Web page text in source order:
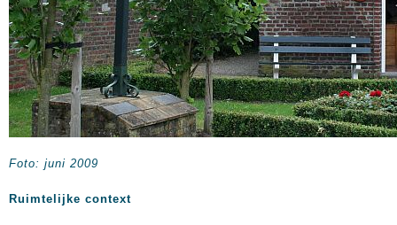
Foto: juni 2009
Ruimtelijke context